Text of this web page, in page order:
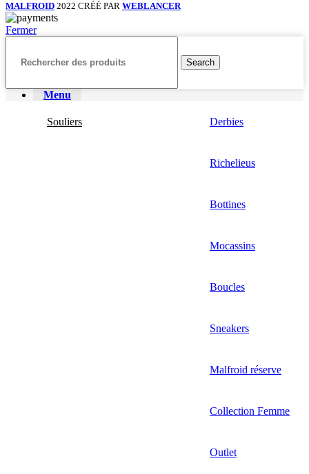
MALFROID 2022 CRÉÉ PAR WEBLANCER
Fermer
Search
Menu
Souliers Derbies
Richelieus
Bottines
Mocassins
Boucles
Sneakers
Malfroid réserve
Collection Femme
Outlet